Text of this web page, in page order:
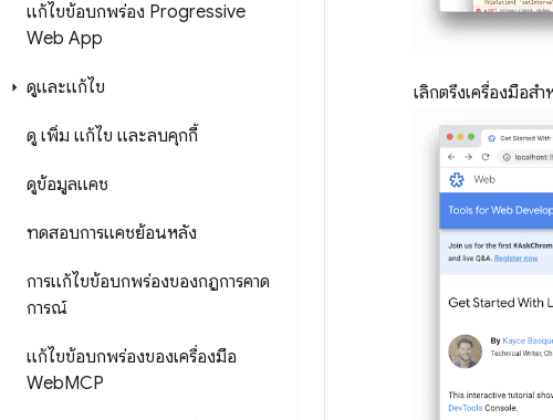
แก้ไขข้อบกพร่อง Progressive
Web App
ดูและแก้ไข
ดู เพิ่ม แก้ไข และลบคุกกี้
ดูข้อมูลแคช
ทดสอบการแคชย้อนหลัง
การแก้ไขข้อบกพร่องของกฎการคาด
การณ์
แก้ไขข้อบกพร่องของเครื่องมือ
WebMCP
เลิกตรึงเครื่องมือส